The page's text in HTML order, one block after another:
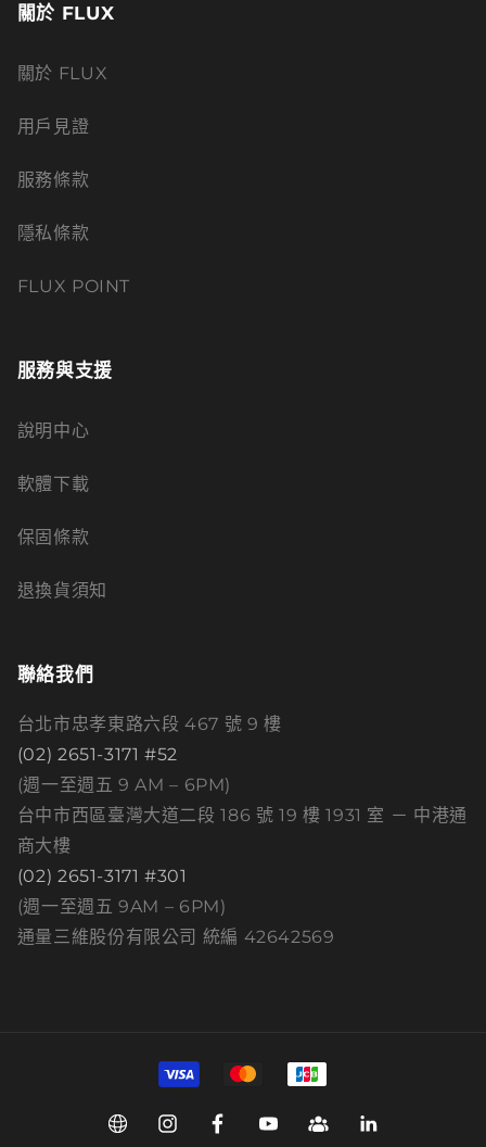
關於 FLUX
關於 FLUX
用戶見證
服務條款
隱私條款
FLUX POINT
服務與支援
說明中心
軟體下載
保固條款
退換貨須知
聯絡我們
台北市忠孝東路六段 467 號 9 樓
(02) 2651-3171 #52
(週一至週五 9 AM – 6PM)
台中市西區臺灣大道二段 186 號 19 樓 1931 室 － 中港通
商大樓
(02) 2651-3171 #301
(週一至週五 9AM – 6PM)
通量三維股份有限公司 統編 42642569
Web InstagramFacebookYouTubeGroup Linkedin